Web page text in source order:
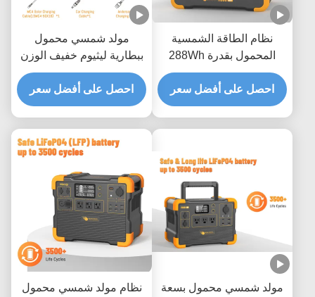
نظام الطاقة الشمسية
المحمول بقدرة 288Wh
3500 عملية إعادة تدوير
وضمان لمدة عام واحد
احصل على أفضل سعر
مولد شمسي محمول
ببطارية ليثيوم خفيف الوزن
مع عاكس موجة جيبية نقية
2200 واط ووقت شحن
ساعتين
احصل على أفضل سعر
مولد شمسي محمول بسعة
نظام مولد شمسي محمول